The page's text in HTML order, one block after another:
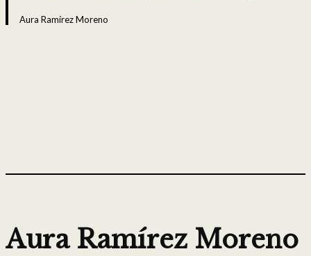
Aura Ramírez Moreno
Aura Ramírez Moreno